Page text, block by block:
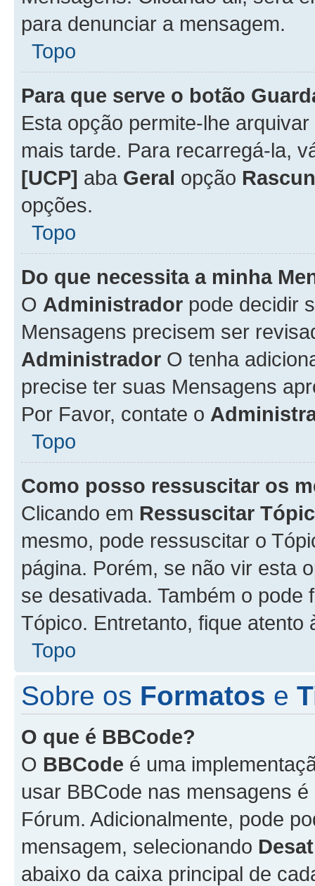
para denunciar a mensagem.
Topo
Para que serve o botão
Esta opção permite-lhe
mais tarde. Para recarregá-la,
[UCP] aba Geral opção
opções.
Topo
Do que necessita a minha
O Administrador pode decidir
Mensagens precisem ser
Administrador O tenha
precise ter suas Mensagens
Por Favor, contate o
Topo
Como posso ressuscitar os
Clicando em Ressuscitar
mesmo, pode ressuscitar o
página. Porém, se não vir esta
se desativada. Também o
Tópico. Entretanto, fique atento
Topo
Sobre os Formatos e
O que é BBCode?
O BBCode é uma
usar BBCode nas mensagens
Fórum. Adicionalmente, pode
mensagem, selecionando
abaixo da caixa principal de